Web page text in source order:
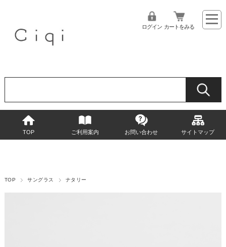
ログイン カートをみる
TOP ご利用案内 お問い合わせ サイトマップ
TOP サングラス ナタリー